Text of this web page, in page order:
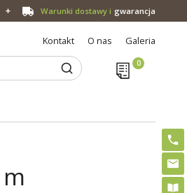
Warunki dostawy i gwarancja
Kontakt O nas Galeria